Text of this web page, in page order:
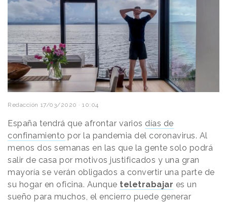
Redacción 17/03/2020 · 10:04
España tendrá que afrontar varios días de
confinamiento por la pandemia del coronavirus. Al
menos dos semanas en las que la gente solo podrá
salir de casa por motivos justificados y una gran
mayoría se verán obligados a convertir una parte de
su hogar en oficina. Aunque teletrabajar es un
sueño para muchos, el encierro puede generar